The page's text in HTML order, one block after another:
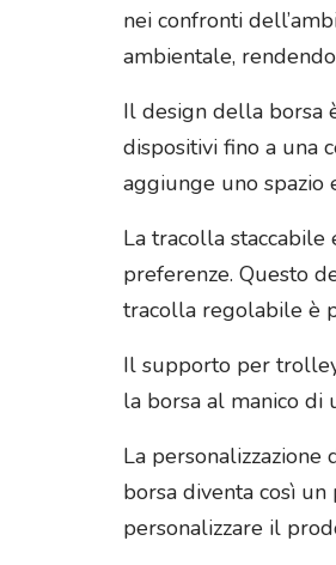
nei confronti
ambientale,
Il design della borsa
dispositivi fino a una
aggiunge uno spazio
La tracolla
preferenze. Questo
tracolla regolabile è
Il supporto per
la borsa al manico di
La
borsa diventa così
personalizzare il